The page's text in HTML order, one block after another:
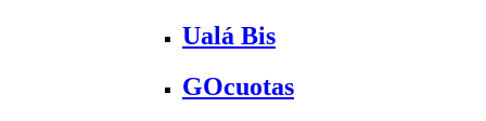
Ualá Bis
GOcuotas